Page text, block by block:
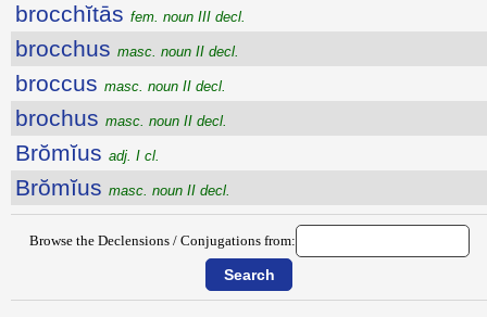
brocchĭtās fem. noun III decl.
brocchus masc. noun II decl.
broccus masc. noun II decl.
brochus masc. noun II decl.
Brŏmĭus adj. I cl.
Brŏmĭus masc. noun II decl.
Browse the Declensions / Conjugations from: